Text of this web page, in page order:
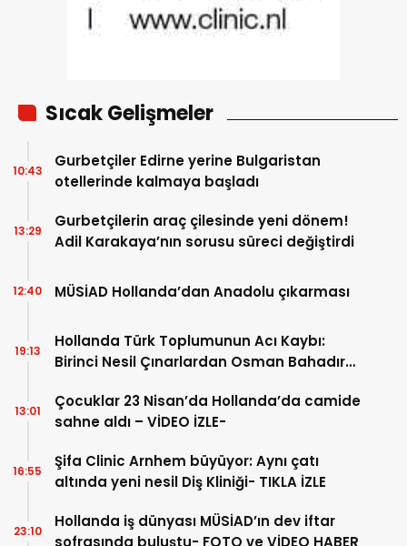
Sıcak Gelişmeler
Gurbetçiler Edirne yerine Bulgaristan
otellerinde kalmaya başladı
10:43
Gurbetçilerin araç çilesinde yeni dönem!
Adil Karakaya’nın sorusu süreci değiştirdi
13:29
MÜSİAD Hollanda’dan Anadolu çıkarması
12:40
Hollanda Türk Toplumunun Acı Kaybı:
Birinci Nesil Çınarlardan Osman Bahadır
19:13
Çocuklar 23 Nisan’da Hollanda’da camide
sahne aldı – VİDEO İZLE-
13:01
Şifa Clinic Arnhem büyüyor: Aynı çatı
altında yeni nesil Diş Kliniği- TIKLA İZLE
16:55
Hollanda iş dünyası MÜSİAD’ın dev iftar
sofrasında buluştu- FOTO ve VİDEO HABER
23:10